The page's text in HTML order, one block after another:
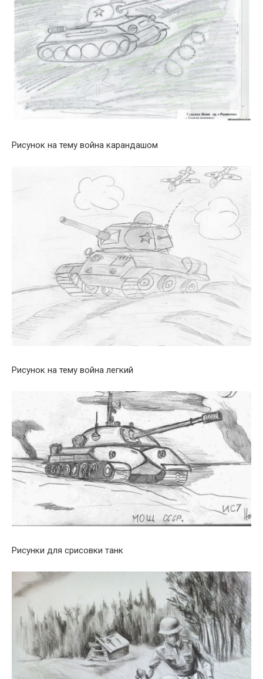
Рисунок на тему война карандашом
Рисунок на тему война легкий
Рисунки для срисовки танк